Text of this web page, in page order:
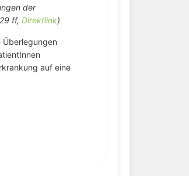
der
ff, Direktlink)
auf eine